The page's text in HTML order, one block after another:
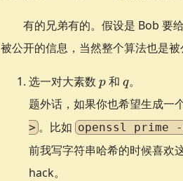
有的兄弟有的。假设是 Bob 要
被公开的信息，当然整个算法也是被
选一对大素数 p
p 和 q
q。
题外话，如果你也希望生成一
> 。比如 openssl prime
前我写字符串哈希的时候喜欢
hack。